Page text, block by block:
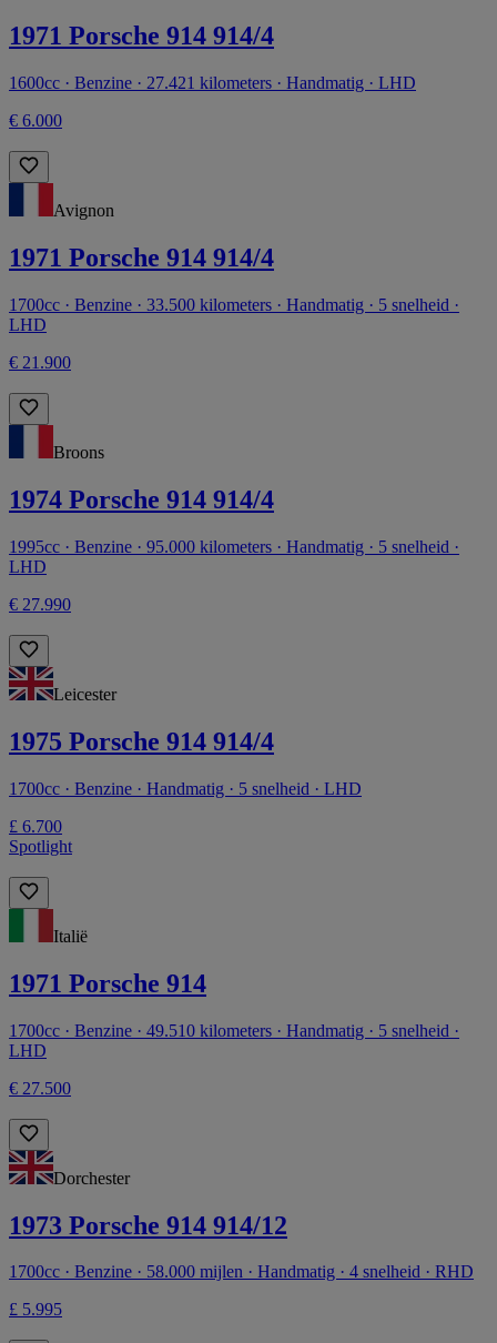
1971 Porsche 914 914/4
1600cc · Benzine · 27.421 kilometers · Handmatig · LHD
€ 6.000
Avignon
1971 Porsche 914 914/4
1700cc · Benzine · 33.500 kilometers · Handmatig · 5 snelheid ·
LHD
€ 21.900
Broons
1974 Porsche 914 914/4
1995cc · Benzine · 95.000 kilometers · Handmatig · 5 snelheid ·
LHD
€ 27.990
Leicester
1975 Porsche 914 914/4
1700cc · Benzine · Handmatig · 5 snelheid · LHD
£ 6.700
Spotlight
Italië
1971 Porsche 914
1700cc · Benzine · 49.510 kilometers · Handmatig · 5 snelheid ·
LHD
€ 27.500
Dorchester
1973 Porsche 914 914/12
1700cc · Benzine · 58.000 mijlen · Handmatig · 4 snelheid · RHD
£ 5.995